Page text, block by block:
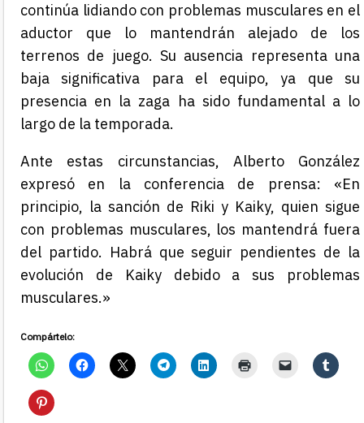
continúa lidiando con problemas musculares en el
aductor que lo mantendrán alejado de los
terrenos de juego. Su ausencia representa una
baja significativa para el equipo, ya que su
presencia en la zaga ha sido fundamental a lo
largo de la temporada.
Ante estas circunstancias, Alberto González
expresó en la conferencia de prensa: «En
principio, la sanción de Riki y Kaiky, quien sigue
con problemas musculares, los mantendrá fuera
del partido. Habrá que seguir pendientes de la
evolución de Kaiky debido a sus problemas
musculares.»
Compártelo: